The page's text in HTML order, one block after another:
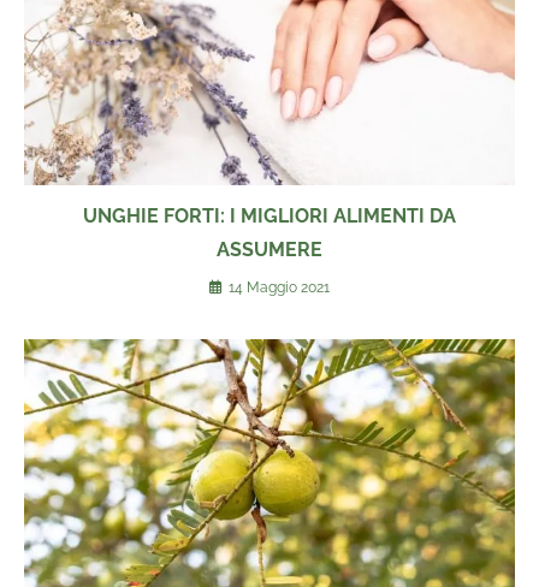
UNGHIE FORTI: I MIGLIORI ALIMENTI DA
ASSUMERE
14 Maggio 2021